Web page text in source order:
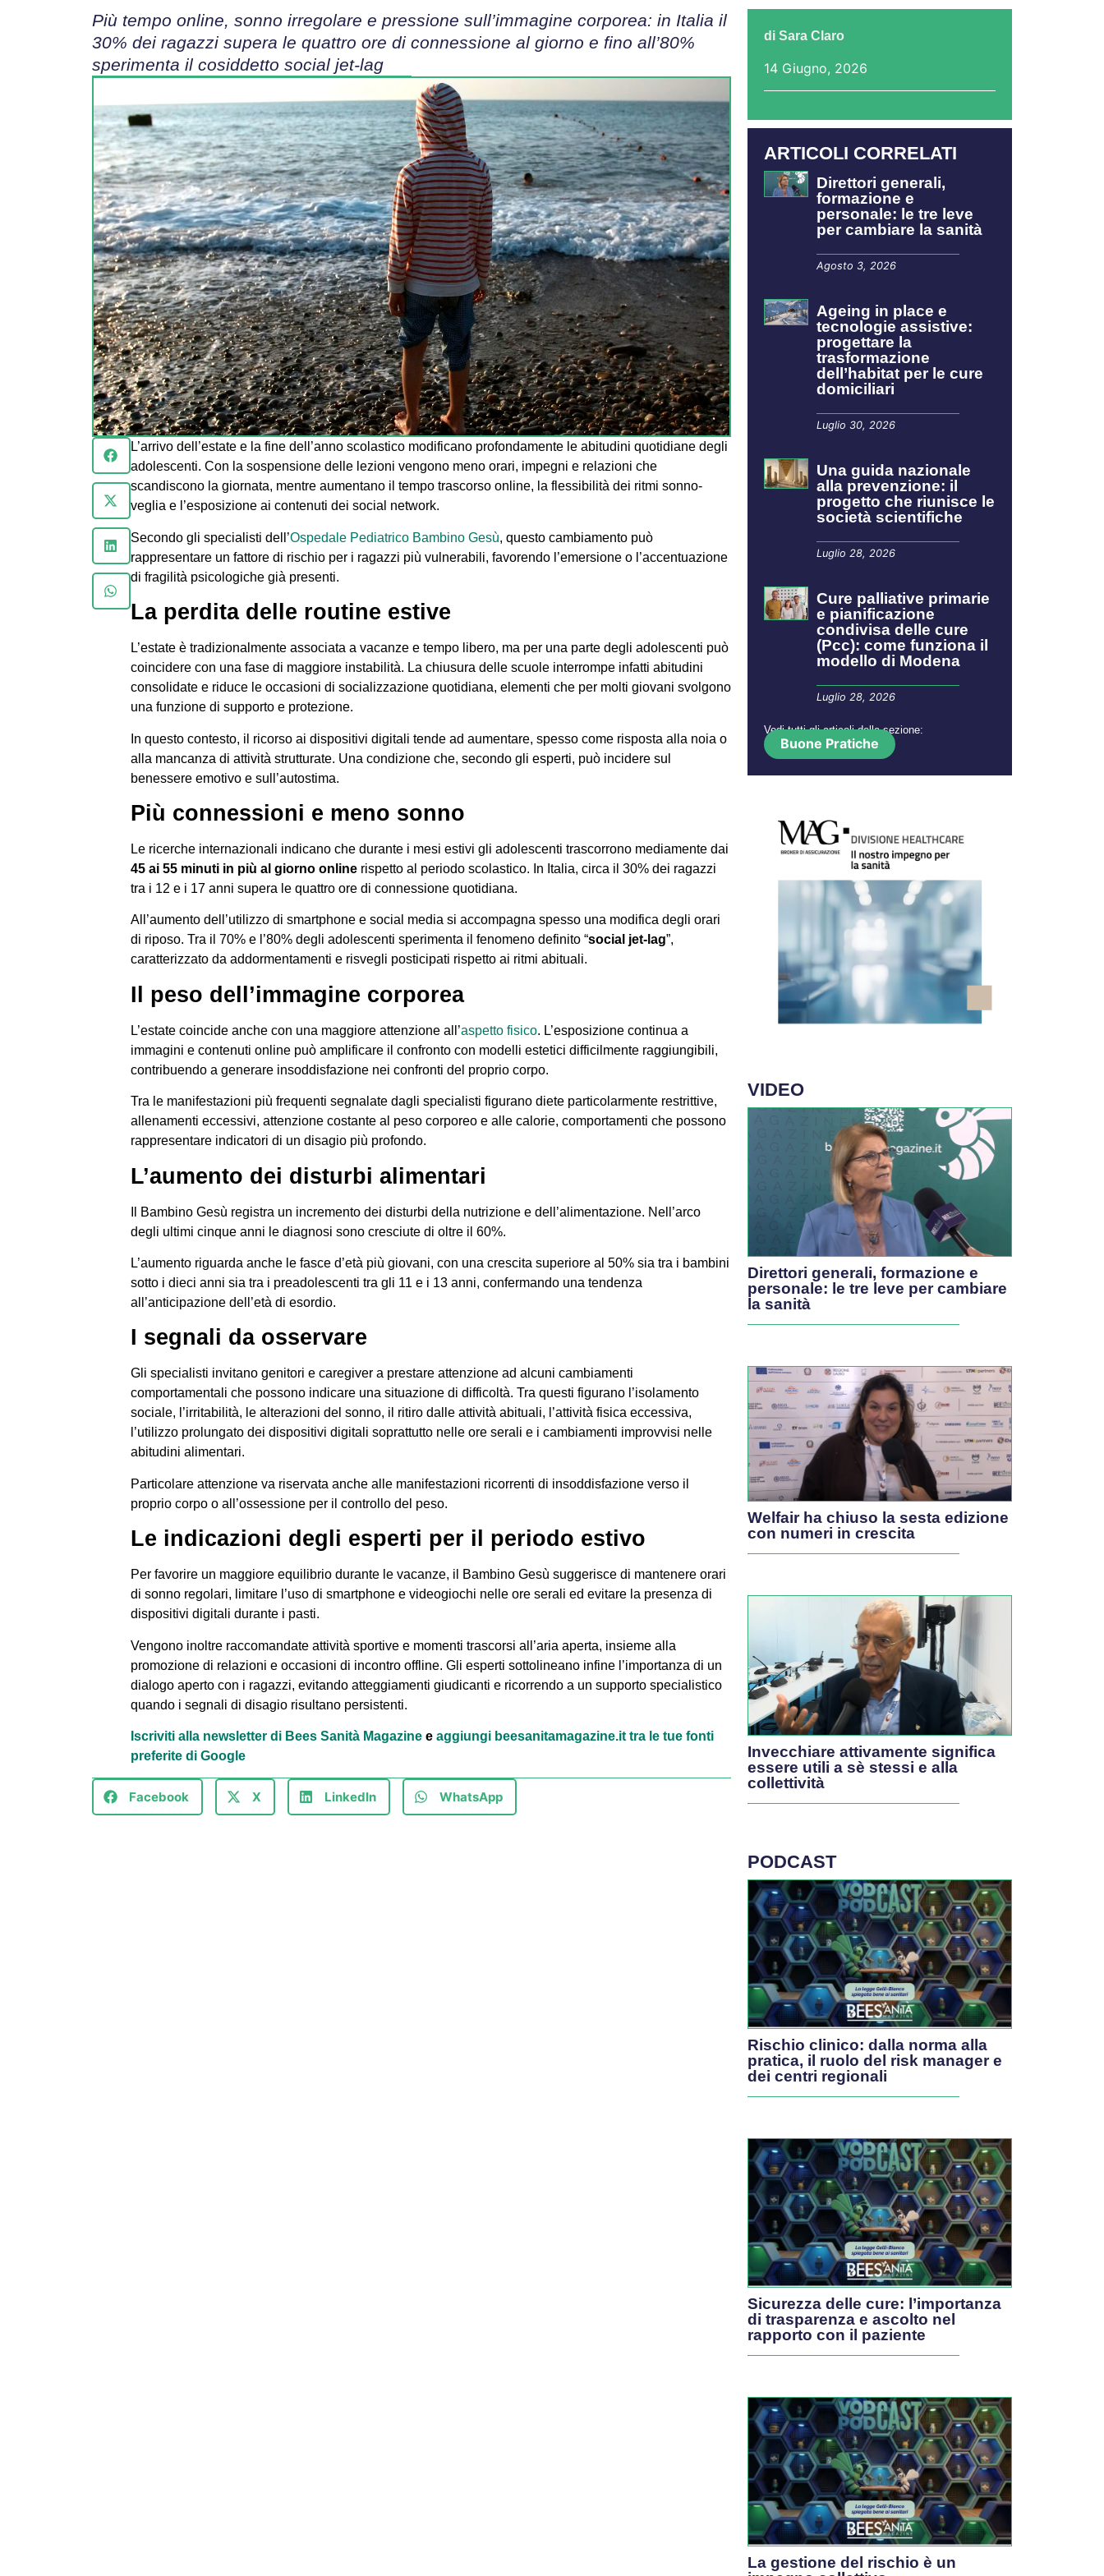
Più tempo online, sonno irregolare e pressione sull’immagine corporea: in Italia il
30% dei ragazzi supera le quattro ore di connessione al giorno e fino all’80%
sperimenta il cosiddetto social jet-lag
L’arrivo dell’estate e la fine dell’anno scolastico modificano profondamente le abitudini quotidiane degli
adolescenti. Con la sospensione delle lezioni vengono meno orari, impegni e relazioni che
scandiscono la giornata, mentre aumentano il tempo trascorso online, la flessibilità dei ritmi sonno-
veglia e l’esposizione ai contenuti dei social network.
Secondo gli specialisti dell’Ospedale Pediatrico Bambino Gesù, questo cambiamento può
rappresentare un fattore di rischio per i ragazzi più vulnerabili, favorendo l’emersione o l’accentuazione
di fragilità psicologiche già presenti.
La perdita delle routine estive
L’estate è tradizionalmente associata a vacanze e tempo libero, ma per una parte degli adolescenti può
coincidere con una fase di maggiore instabilità. La chiusura delle scuole interrompe infatti abitudini
consolidate e riduce le occasioni di socializzazione quotidiana, elementi che per molti giovani svolgono
una funzione di supporto e protezione.
In questo contesto, il ricorso ai dispositivi digitali tende ad aumentare, spesso come risposta alla noia o
alla mancanza di attività strutturate. Una condizione che, secondo gli esperti, può incidere sul
benessere emotivo e sull’autostima.
Più connessioni e meno sonno
Le ricerche internazionali indicano che durante i mesi estivi gli adolescenti trascorrono mediamente dai
45 ai 55 minuti in più al giorno onlinerispetto al periodo scolastico. In Italia, circa il 30% dei ragazzi
tra i 12 e i 17 anni supera le quattro ore di connessione quotidiana.
All’aumento dell’utilizzo di smartphone e social media si accompagna spesso una modifica degli orari
di riposo. Tra il 70% e l’80% degli adolescenti sperimenta il fenomeno definito “social jet-lag”,
caratterizzato da addormentamenti e risvegli posticipati rispetto ai ritmi abituali.
Il peso dell’immagine corporea
L’estate coincide anche con una maggiore attenzione all’aspetto fisico. L’esposizione continua a
immagini e contenuti online può amplificare il confronto con modelli estetici difficilmente raggiungibili,
contribuendo a generare insoddisfazione nei confronti del proprio corpo.
Tra le manifestazioni più frequenti segnalate dagli specialisti figurano diete particolarmente restrittive,
allenamenti eccessivi, attenzione costante al peso corporeo e alle calorie, comportamenti che possono
rappresentare indicatori di un disagio più profondo.
L’aumento dei disturbi alimentari
Il Bambino Gesù registra un incremento dei disturbi della nutrizione e dell’alimentazione. Nell’arco
degli ultimi cinque anni le diagnosi sono cresciute di oltre il 60%.
L’aumento riguarda anche le fasce d’età più giovani, con una crescita superiore al 50% sia tra i bambini
sotto i dieci anni sia tra i preadolescenti tra gli 11 e i 13 anni, confermando una tendenza
all’anticipazione dell’età di esordio.
I segnali da osservare
Gli specialisti invitano genitori e caregiver a prestare attenzione ad alcuni cambiamenti
comportamentali che possono indicare una situazione di difficoltà. Tra questi figurano l’isolamento
sociale, l’irritabilità, le alterazioni del sonno, il ritiro dalle attività abituali, l’attività fisica eccessiva,
l’utilizzo prolungato dei dispositivi digitali soprattutto nelle ore serali e i cambiamenti improvvisi nelle
abitudini alimentari.
Particolare attenzione va riservata anche alle manifestazioni ricorrenti di insoddisfazione verso il
proprio corpo o all’ossessione per il controllo del peso.
Le indicazioni degli esperti per il periodo estivo
Per favorire un maggiore equilibrio durante le vacanze, il Bambino Gesù suggerisce di mantenere orari
di sonno regolari, limitare l’uso di smartphone e videogiochi nelle ore serali ed evitare la presenza di
dispositivi digitali durante i pasti.
Vengono inoltre raccomandate attività sportive e momenti trascorsi all’aria aperta, insieme alla
promozione di relazioni e occasioni di incontro offline. Gli esperti sottolineano infine l’importanza di un
dialogo aperto con i ragazzi, evitando atteggiamenti giudicanti e ricorrendo a un supporto specialistico
quando i segnali di disagio risultano persistenti.
Iscriviti alla newsletter di Bees Sanità Magazinee aggiungi beesanitamagazine.it tra le tue fonti
preferite di Google
Facebook X LinkedIn WhatsApp
di Sara Claro
14 Giugno, 2026
ARTICOLI CORRELATI
Direttori generali,
formazione e
personale: le tre leve
per cambiare la sanità
Agosto 3, 2026
Ageing in place e
tecnologie assistive:
progettare la
trasformazione
dell’habitat per le cure
domiciliari
Luglio 30, 2026
​​​​Una guida nazionale
alla prevenzione: il
progetto che riunisce le
società scientifiche
Luglio 28, 2026
Cure palliative primarie
e pianificazione
condivisa delle cure
(Pcc): come funziona il
modello di Modena
Luglio 28, 2026
Vedi tutti gli articoli della sezione:
Buone Pratiche
VIDEO
Direttori generali, formazione e
personale: le tre leve per cambiare
la sanità
Welfair ha chiuso la sesta edizione
con numeri in crescita
Invecchiare attivamente significa
essere utili a sè stessi e alla
collettività
PODCAST
Rischio clinico: dalla norma alla
pratica, il ruolo del risk manager e
dei centri regionali
Sicurezza delle cure: l’importanza
di trasparenza e ascolto nel
rapporto con il paziente
La gestione del rischio è un